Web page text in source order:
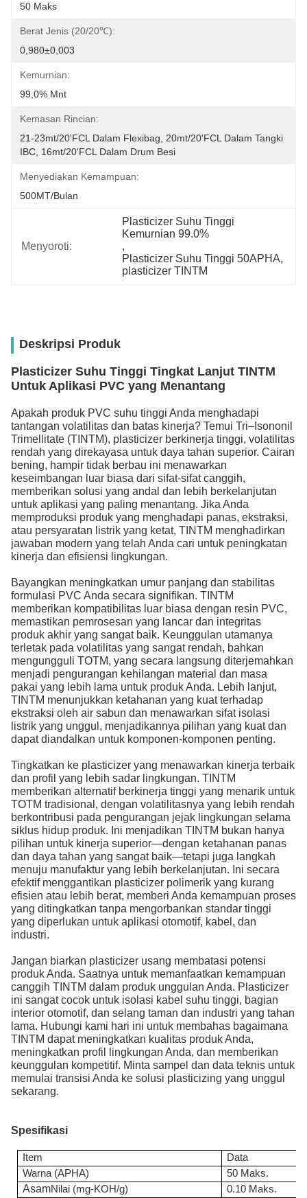
50 Maks
Berat Jenis (20/20℃):
0,980±0,003
Kemurnian:
99,0% Mnt
Kemasan Rincian:
21-23mt/20'FCL Dalam Flexibag, 20mt/20'FCL Dalam Tangki
IBC, 16mt/20'FCL Dalam Drum Besi
Menyediakan Kemampuan:
500MT/Bulan
Menyoroti:
Plasticizer Suhu Tinggi
Kemurnian 99.0%
,
Plasticizer Suhu Tinggi 50APHA
plasticizer TINTM
Deskripsi Produk
Plasticizer Suhu Tinggi Tingkat Lanjut TINTM
Untuk Aplikasi PVC yang Menantang
Apakah produk PVC suhu tinggi Anda menghadapi
tantangan volatilitas dan batas kinerja? Temui Tri–Isononil
Trimellitate (TINTM), plasticizer berkinerja tinggi, volatilitas
rendah yang direkayasa untuk daya tahan superior. Cairan
bening, hampir tidak berbau ini menawarkan
keseimbangan luar biasa dari sifat-sifat canggih,
memberikan solusi yang andal dan lebih berkelanjutan
untuk aplikasi yang paling menantang. Jika Anda
memproduksi produk yang menghadapi panas, ekstraksi,
atau persyaratan listrik yang ketat, TINTM menghadirkan
jawaban modern yang telah Anda cari untuk peningkatan
kinerja dan efisiensi lingkungan.
Bayangkan meningkatkan umur panjang dan stabilitas
formulasi PVC Anda secara signifikan. TINTM
memberikan kompatibilitas luar biasa dengan resin PVC,
memastikan pemrosesan yang lancar dan integritas
produk akhir yang sangat baik. Keunggulan utamanya
terletak pada volatilitas yang sangat rendah, bahkan
mengungguli TOTM, yang secara langsung diterjemahkan
menjadi pengurangan kehilangan material dan masa
pakai yang lebih lama untuk produk Anda. Lebih lanjut,
TINTM menunjukkan ketahanan yang kuat terhadap
ekstraksi oleh air sabun dan menawarkan sifat isolasi
listrik yang unggul, menjadikannya pilihan yang kuat dan
dapat diandalkan untuk komponen-komponen penting.
Tingkatkan ke plasticizer yang menawarkan kinerja terbaik
dan profil yang lebih sadar lingkungan. TINTM
memberikan alternatif berkinerja tinggi yang menarik untuk
TOTM tradisional, dengan volatilitasnya yang lebih rendah
berkontribusi pada pengurangan jejak lingkungan selama
siklus hidup produk. Ini menjadikan TINTM bukan hanya
pilihan untuk kinerja superior—dengan ketahanan panas
dan daya tahan yang sangat baik—tetapi juga langkah
menuju manufaktur yang lebih berkelanjutan. Ini secara
efektif menggantikan plasticizer polimerik yang kurang
efisien atau lebih berat, memberi Anda kemampuan proses
yang ditingkatkan tanpa mengorbankan standar tinggi
yang diperlukan untuk aplikasi otomotif, kabel, dan
industri.
Jangan biarkan plasticizer usang membatasi potensi
produk Anda. Saatnya untuk memanfaatkan kemampuan
canggih TINTM dalam produk unggulan Anda. Plasticizer
ini sangat cocok untuk isolasi kabel suhu tinggi, bagian
interior otomotif, dan selang taman dan industri yang tahan
lama. Hubungi kami hari ini untuk membahas bagaimana
TINTM dapat meningkatkan kualitas produk Anda,
meningkatkan profil lingkungan Anda, dan memberikan
keunggulan kompetitif. Minta sampel dan data teknis untuk
memulai transisi Anda ke solusi plasticizing yang unggul
sekarang.
Spesifikasi
Item
Data
Warna (APHA)
50 Maks.
AsamNilai (mg-KOH/g) 0.10 Maks.